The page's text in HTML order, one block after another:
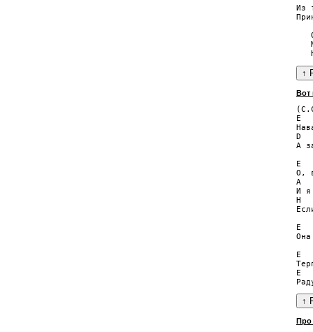
Из
Вот
E
D
А
E
О,
A
И я
H
E
E
E